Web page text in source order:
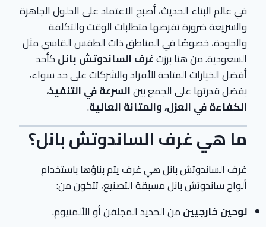
في عالم البناء الحديث، أصبح الاعتماد على الحلول الجاهزة
والسريعة ضرورة تفرضها متطلبات الوقت والتكلفة
والجودة، خصوصًا في المناطق ذات الطقس القاسي مثل
السعودية. من هنا برزتغرف الساندوتش بانلكأحد
أفضل الخيارات المتاحة للأفراد والشركات على حد سواء،
بفضل قدرتها على الجمع بينالسرعة في التنفيذ،
الكفاءة في العزل، والمتانة العالية.
ما هي غرف الساندوتش بانل؟
غرف الساندوتش بانل هي غرف يتم بناؤها باستخدام
ألواح ساندوتش بانل مسبقة التصنيع، تتكون من:
لوحين خارجيينمن الحديد المجلفن أو الألمنيوم.